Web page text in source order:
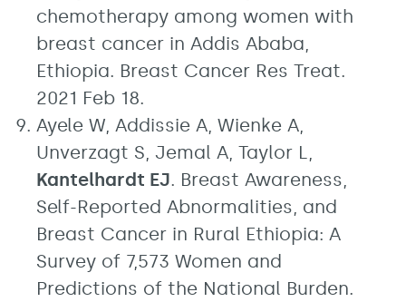
chemotherapy among women with
breast cancer in Addis Ababa,
Ethiopia. Breast Cancer Res Treat.
2021 Feb 18.
Ayele W, Addissie A, Wienke A,
Unverzagt S, Jemal A, Taylor L,
Kantelhardt EJ. Breast Awareness,
Self-Reported Abnormalities, and
Breast Cancer in Rural Ethiopia: A
Survey of 7,573 Women and
Predictions of the National Burden.